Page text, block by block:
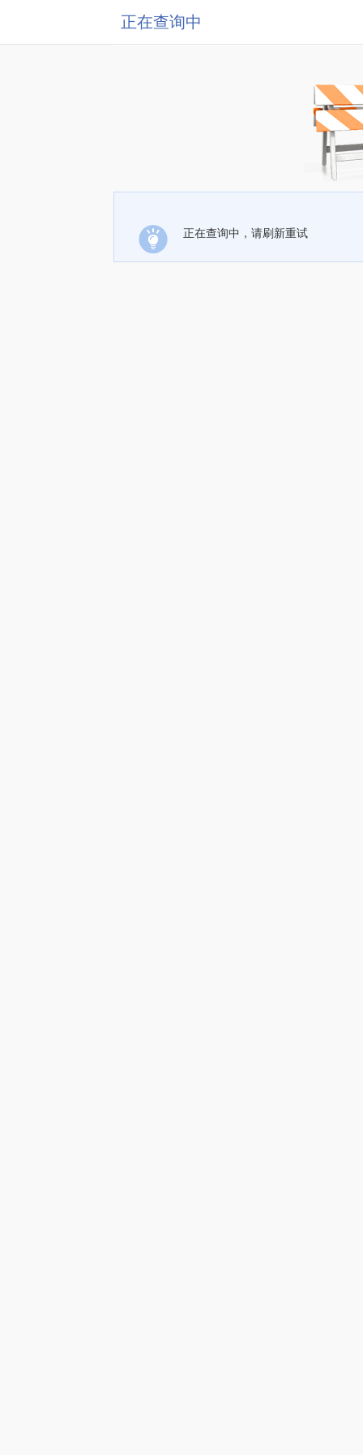
正在查询中
正在查询中，请刷新重试